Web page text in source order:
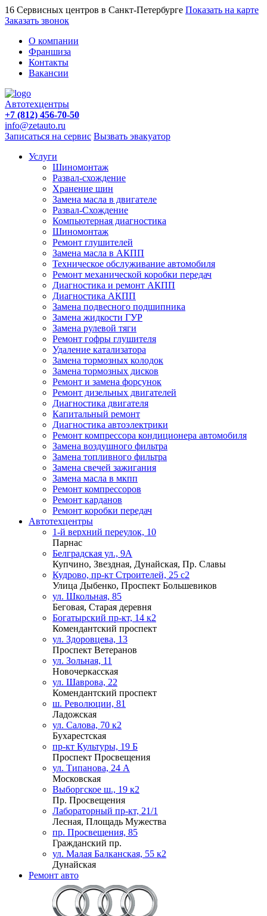
16 Сервисных центров в Санкт-Петербурге Показать на карте
Заказать звонок
О компании
Франшиза
Контакты
Вакансии
Автотехцентры
+7 (812) 456-70-50
info@zetauto.ru
Записаться на сервис Вызвать эвакуатор
Услуги
Шиномонтаж
Развал-схождение
Хранение шин
Замена масла в двигателе
Развал-Схождение
Компьютерная диагностика
Шиномонтаж
Ремонт глушителей
Замена масла в АКПП
Техническое обслуживание автомобиля
Ремонт механической коробки передач
Диагностика и ремонт АКПП
Диагностика АКПП
Замена подвесного подшипника
Замена жидкости ГУР
Замена рулевой тяги
Ремонт гофры глушителя
Удаление катализатора
Замена тормозных колодок
Замена тормозных дисков
Ремонт и замена форсунок
Ремонт дизельных двигателей
Диагностика двигателя
Капитальный ремонт
Диагностика автоэлектрики
Ремонт компрессора кондиционера автомобиля
Замена воздушного фильтра
Замена топливного фильтра
Замена свечей зажигания
Замена масла в мкпп
Ремонт компрессоров
Ремонт карданов
Ремонт коробки передач
Автотехцентры
1-й верхний переулок, 10
Парнас
Белградская ул., 9А
Купчино, Звездная, Дунайская, Пр. Славы
Кудрово, пр-кт Строителей, 25 с2
Улица Дыбенко, Проспект Большевиков
ул. Школьная, 85
Беговая, Старая деревня
Богатырский пр-кт, 14 к2
Комендантский проспект
ул. Здоровцева, 13
Проспект Ветеранов
ул. Зольная, 11
Новочеркасская
ул. Шаврова, 22
Комендантский проспект
ш. Революции, 81
Ладожская
ул. Салова, 70 к2
Бухарестская
пр-кт Культуры, 19 Б
Проспект Просвещения
ул. Типанова, 24 А
Московская
Выборгское ш., 19 к2
Пр. Просвещения
Лабораторный пр-кт, 21/1
Лесная, Площадь Мужества
пр. Просвещения, 85
Гражданский пр.
ул. Малая Балканская, 55 к2
Дунайская
Ремонт авто